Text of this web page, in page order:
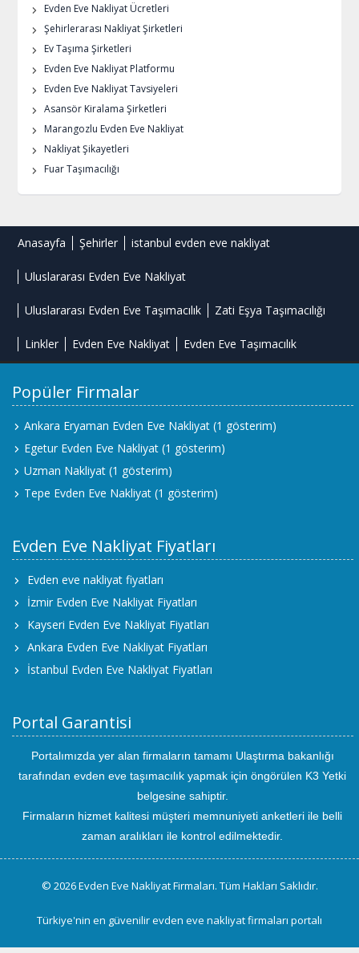
Evden Eve Nakliyat Ücretleri
Şehirlerarası Nakliyat Şirketleri
Ev Taşıma Şirketleri
Evden Eve Nakliyat Platformu
Evden Eve Nakliyat Tavsiyeleri
Asansör Kiralama Şirketleri
Marangozlu Evden Eve Nakliyat
Nakliyat Şikayetleri
Fuar Taşımacılığı
Anasayfa Şehirler istanbul evden eve nakliyat
Uluslararası Evden Eve Nakliyat
Uluslararası Evden Eve Taşımacılık Zati Eşya Taşımacılığı
Linkler Evden Eve Nakliyat Evden Eve Taşımacılık
Popüler Firmalar
Ankara Eryaman Evden Eve Nakliyat (1 gösterim)
Egetur Evden Eve Nakliyat (1 gösterim)
Uzman Nakliyat (1 gösterim)
Tepe Evden Eve Nakliyat (1 gösterim)
Evden Eve Nakliyat Fiyatları
Evden eve nakliyat fiyatları
İzmir Evden Eve Nakliyat Fiyatları
Kayseri Evden Eve Nakliyat Fiyatları
Ankara Evden Eve Nakliyat Fiyatları
İstanbul Evden Eve Nakliyat Fiyatları
Portal Garantisi
Portalımızda yer alan firmaların tamamı Ulaştırma bakanlığı
tarafından evden eve taşımacılık yapmak için öngörülen K3 Yetki
belgesine sahiptir.
Firmaların hizmet kalitesi müşteri memnuniyeti anketleri ile belli
zaman aralıkları ile kontrol edilmektedir.
© 2026 Evden Eve Nakliyat Firmaları. Tüm Hakları Saklıdır.
Türkiye'nin en güvenilir evden eve nakliyat firmaları portalı